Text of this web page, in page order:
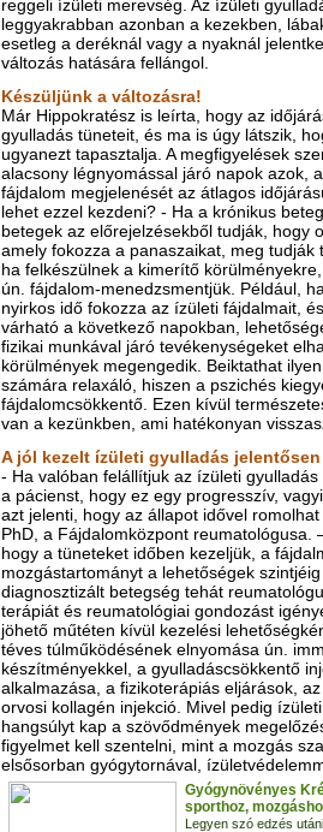
reggeli ízületi merevség. Az ízületi
leggyakrabban azonban a kezekben,
esetleg a deréknál vagy a nyaknál
változás hatására fellángol.
Készüljünk a változásra!
Már Hippokratész is leírta, hogy az
gyulladás tüneteit, és ma is úgy látszik,
ugyanezt tapasztalja. A megfigyelések
alacsony légnyomással járó napok azok,
fájdalom megjelenését az átlagos
lehet ezzel kezdeni? - Ha a krónikus
betegek az előrejelzésekből tudják, hogy
amely fokozza a panaszaikat, meg
ha felkészülnek a kimerítő
ún. fájdalom-menedzsmentjük. Például,
nyirkos idő fokozza az ízületi fájdalmait,
várható a következő napokban,
fizikai munkával járó tevékenységeket
körülmények megengedik. Beiktathat
számára relaxáló, hiszen a pszichés
fájdalomcsökkentő. Ezen kívül
van a kezünkben, ami hatékonyan
A jól kezelt ízületi gyulladás
- Ha valóban felállítjuk az ízületi
a pácienst, hogy ez egy progresszív,
azt jelenti, hogy az állapot idővel
PhD, a Fájdalomközpont reumatológusa.
hogy a tüneteket időben kezeljük, a
mozgástartományt a lehetőségek
diagnosztizált betegség tehát
terápiát és reumatológiai gondozást
jöhető műtéten kívül kezelési
téves túlműködésének elnyomása ún.
készítményekkel, a gyulladáscsökkentő
alkalmazása, a fizikoterápiás eljárások,
orvosi kollagén injekció. Mivel pedig
hangsúlyt kap a szövődmények
figyelmet kell szentelni, mint a mozgás
elsősorban gyógytornával,
Gyógynövényes
sporthoz,
Legyen szó edzés